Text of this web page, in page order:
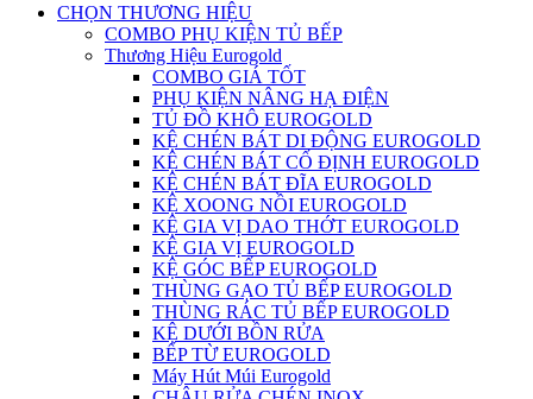
CHỌN THƯƠNG HIỆU
COMBO PHỤ KIỆN TỦ BẾP
Thương Hiệu Eurogold
COMBO GIÁ TỐT
PHỤ KIỆN NÂNG HẠ ĐIỆN
TỦ ĐỒ KHÔ EUROGOLD
KỆ CHÉN BÁT DI ĐỘNG EUROGOLD
KỆ CHÉN BÁT CỐ ĐỊNH EUROGOLD
KỆ CHÉN BÁT ĐĨA EUROGOLD
KỆ XOONG NỒI EUROGOLD
KỆ GIA VỊ DAO THỚT EUROGOLD
KỆ GIA VỊ EUROGOLD
KỆ GÓC BẾP EUROGOLD
THÙNG GẠO TỦ BẾP EUROGOLD
THÙNG RÁC TỦ BẾP EUROGOLD
KỆ DƯỚI BỒN RỬA
BẾP TỪ EUROGOLD
Máy Hút Múi Eurogold